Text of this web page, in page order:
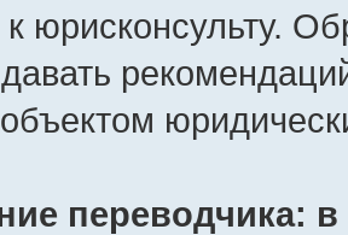
юрисконсульту.
переводчика: